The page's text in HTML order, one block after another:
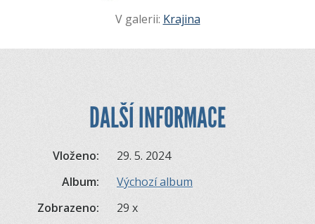
V galerii: Krajina
DALŠÍ INFORMACE
Vloženo:
29. 5. 2024
Album:
Výchozí album
Zobrazeno:
29 x